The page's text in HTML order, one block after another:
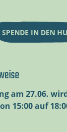
SPENDE IN DEN
am 27.06.
15:00 auf